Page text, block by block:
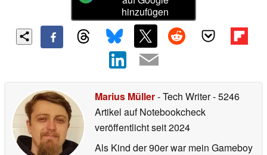
hinzufügen
Marius Müller- Tech Writer- 5246
Artikel auf Notebookcheck
veröffentlichtseit 2024
Als Kind der 90er war mein Gameboy